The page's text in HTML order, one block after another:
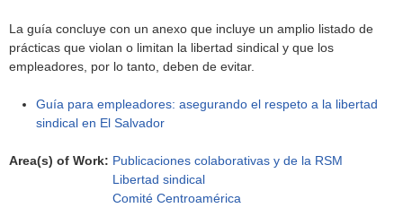
La guía concluye con un anexo que incluye un amplio listado de
prácticas que violan o limitan la libertad sindical y que los
empleadores, por lo tanto, deben de evitar.
Guía para empleadores: asegurando el respeto a la libertad
sindical en El Salvador
Area(s) of Work: Publicaciones colaborativas y de la RSM
Libertad sindical
Comité Centroamérica